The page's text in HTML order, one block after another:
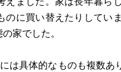
に買い替えたりしてい
家でした。
は具体的なものも複数